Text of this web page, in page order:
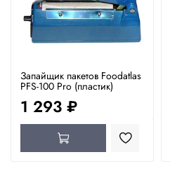
Запайщик пакетов Foodatlas
PFS-100 Pro (пластик)
1 293 ₽